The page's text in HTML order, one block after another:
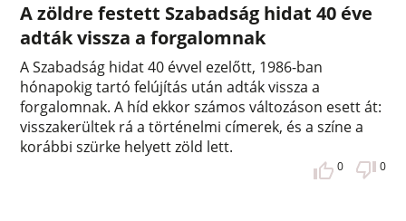
A zöldre festett Szabadság hidat 40 éve
adták vissza a forgalomnak
A Szabadság hidat 40 évvel ezelőtt, 1986-ban
hónapokig tartó felújítás után adták vissza a
forgalomnak. A híd ekkor számos változáson esett át:
visszakerültek rá a történelmi címerek, és a színe a
korábbi szürke helyett zöld lett.
0 0